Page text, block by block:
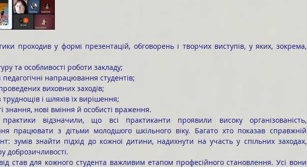
та особливості роботи закладу;
педагогічні напрацювання студентів;
виховних заходів;
труднощів і шляхів їх вирішення;
знання, нові вміння й особисті враження.
працювати з дітьми молодшого шкільного віку. Багато хто показав справжній
зумів знайти підхід до кожної дитини, надихнути на участь у спільних заходах,
доброзичливості.